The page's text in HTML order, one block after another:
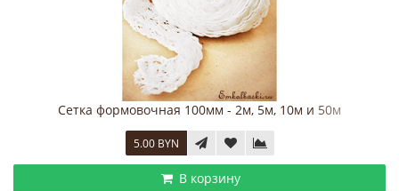
Сетка формовочная 100мм - 2м, 5м, 10м и 50м
5.00 BYN
В корзину